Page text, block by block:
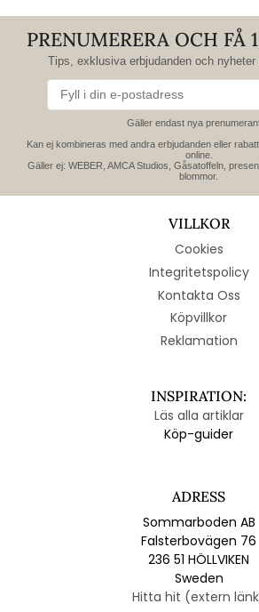
PRENUMERERA OCH FÅ
Tips, exklusiva erbjudanden och
Gäller endast nya
Kan ej kombineras med andra erbjudanden eller
online.
Gäller ej: WEBER, AMCA Studios, Gåsatoffeln,
blommor.
VILLKOR
Cookies
Integritetspolicy
Kontakta Oss
Köpvillkor
Reklamation
INSPIRATION:
Läs alla artiklar
Köp-guider
ADRESS
Sommarboden AB
Falsterbovägen 76
236 51 HÖLLVIKEN
Sweden
Hitta hit (extern